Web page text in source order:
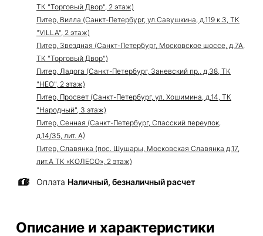
ТК "Торговый Двор", 2 этаж)
Питер, Вилла (Санкт-Петербург, ул.Савушкина, д.119 к.3, ТК
"VILLA", 2 этаж)
Питер, Звездная (Санкт-Петербург, Московское шоссе, д.7А,
ТК "Торговый Двор")
Питер, Ладога (Санкт-Петербург, Заневский пр., д.38, ТК
"НЕО", 2 этаж)
Питер, Просвет (Санкт-Петербург, ул. Хошимина, д.14, ТК
"Народный", 3 этаж)
Питер, Сенная (Санкт-Петербург, Спасский переулок,
д.14/35, лит. А)
Питер, Славянка (пос. Шушары, Московская Славянка д.17,
лит.А ТК «КОЛЕСО», 2 этаж)
Оплата Наличный, безналичный расчет
Описание и характеристики